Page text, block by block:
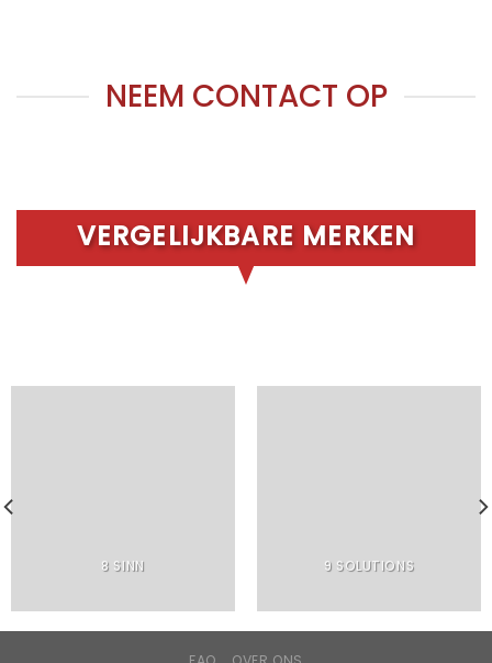
NEEM CONTACT OP
VERGELIJKBARE MERKEN
8 SINN 9 SOLUTIONS